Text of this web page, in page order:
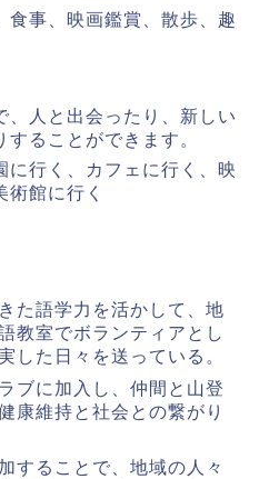
食事、映画鑑賞、散歩、趣
、人と出会ったり、新しい
することができます。
に行く、カフェに行く、映
術館に行く
た語学力を活かして、地
教室でボランティアとし
した日々を送っている。
ブに加入し、仲間と山登
康維持と社会との繋がり
することで、地域の人々